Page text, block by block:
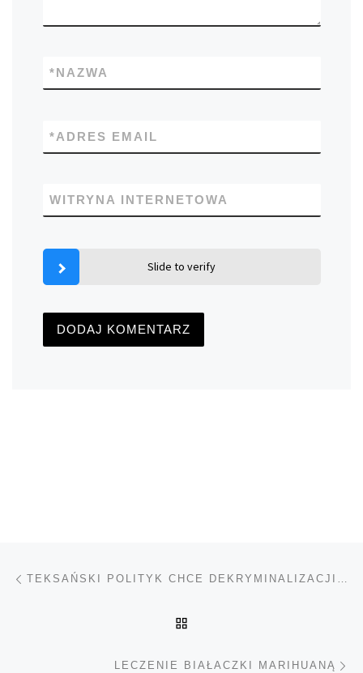
NAZWA
*
ADRES EMAIL
*
WITRYNA INTERNETOWA
Slide to verify
Nawigacja wpisu TEKSAŃSKI POLITYK CHCE DEKRYMINALIZACJI MARIHUANY
LECZENIE BIAŁACZKI MARIHUANĄ